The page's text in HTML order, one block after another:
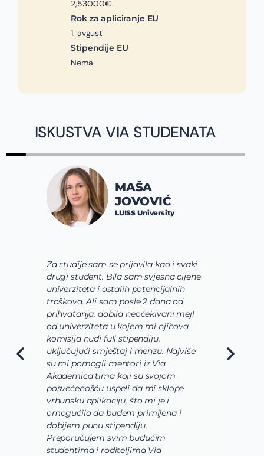
2,530.00€
Rok za apliciranje EU
1. avgust
Stipendije EU
Nema
ISKUSTVA VIA STUDENATA
Za studije sam se prijavila kao i svaki
drugi student. Bila sam svjesna cijene
univerziteta i ostalih potencijalnih
troškova. Ali sam posle 2 dana od
prihvatanja, dobila neočekivani mejl
od univerziteta u kojem mi njihova
komisija nudi full stipendiju,
uključujući smještaj i menzu. Najviše
su mi pomogli mentori iz Via
Akademica tima koji su svojom
posvećenošću uspeli da mi sklope
vrhunsku aplikaciju, što mi je i
omogućilo da budem primljena i
dobijem punu stipendiju.
Preporučujem svim budućim
studentima i roditeljima Via
MAŠA
JOVOVIĆ
LUISS University